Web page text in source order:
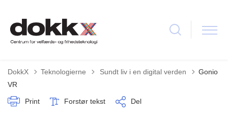
DokkX Teknologierne Tilbage til
Sundt liv i en digital verden
Gonio
VR
Print Forstør tekst Del